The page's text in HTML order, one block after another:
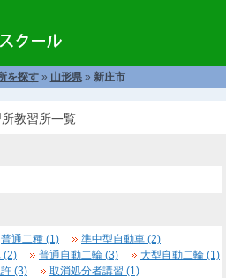
を探す» 山形県» 新庄市
教習所一覧
普通二種 (1)
準中型自動車 (2)
(2) 普通自動二輪 (3)
大型自動二輪 (1)
(3)
取消処分者講習 (1)